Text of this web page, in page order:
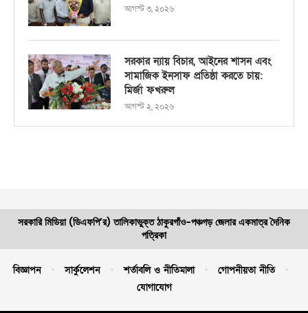
আগস্ট ৩, ২০২৬
সরকার ন্যায় বিচার, আইনের শাসন এবং
সামাজিক ইনসাফ প্রতিষ্ঠা করতে চায়:
মির্জা ফখরুল
আগস্ট ২, ২০২৬
সরকারি মিডিয়া (ডিএফপি’র) তালিকাভুক্ত ঠাকুরগাঁও-পঞ্চগড় জেলার একমাত্র দৈনিক
পত্রিকা
বিজ্ঞাপন সার্কুলেশন শর্তাবলি ও নীতিমালা
গোপনীয়তা নীতি
যোগাযোগ